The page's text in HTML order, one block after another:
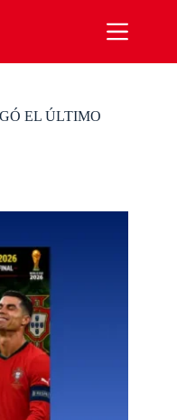
EL ÚLTIMO